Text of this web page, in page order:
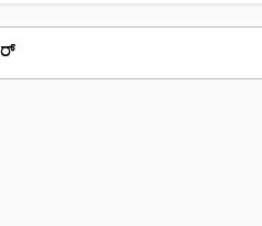
ದಮಪುರ್, 797112